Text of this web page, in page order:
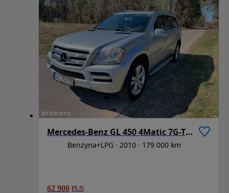
Mercedes-Benz GL 450 4Matic 7G-TRONIC Grand Edition
Benzyna+LPG 2010 179 000 km
62 900 PLN